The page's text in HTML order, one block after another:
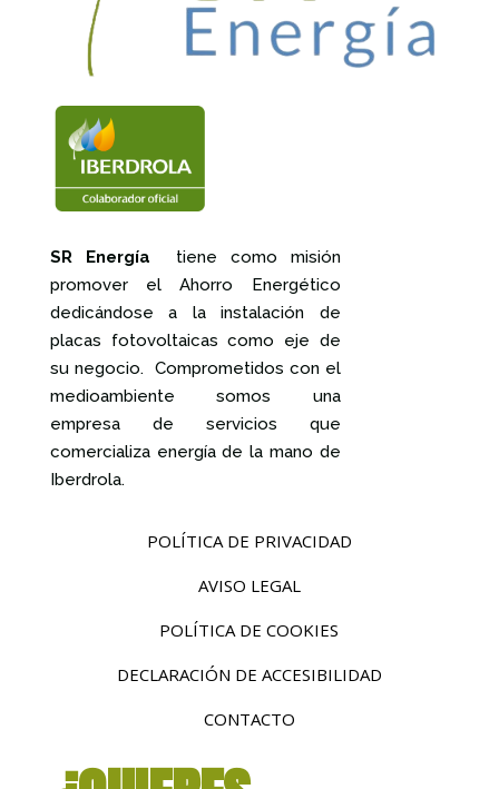
SR Energía
tiene como misión
promover el Ahorro Energético
dedicándose a la instalación de
placas fotovoltaicas como eje de
su negocio. Comprometidos con el
medioambiente somos una
empresa de servicios que
comercializa energía de la mano de
Iberdrola.
POLÍTICA DE PRIVACIDAD
AVISO LEGAL
POLÍTICA DE COOKIES
DECLARACIÓN DE ACCESIBILIDAD
CONTACTO